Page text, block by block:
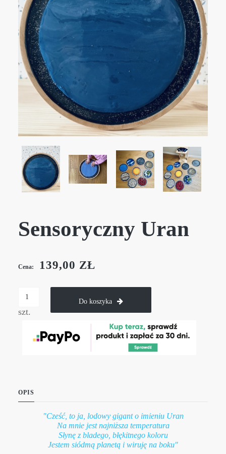
Sensoryczny Uran
Cena: 139,00 ZŁ
szt.
Do koszyka
OPIS
"Cześć, to ja, lodowy gigant o imieniu Uran
Na mnie jest najniższa temperatura
Słynę z bladego, błękitnego koloru
Jestem siódmą planetą i wiruję na boku"